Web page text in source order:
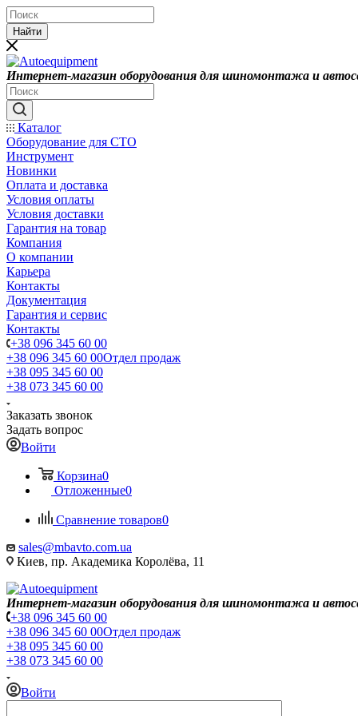
Найти
Интернет-магазин оборудования для шиномонтажа и
Каталог
Оборудование для СТО
Инструмент
Новинки
Оплата и доставка
Условия оплаты
Условия доставки
Гарантия на товар
Компания
О компании
Карьера
Контакты
Документация
Гарантия и сервис
Контакты
+38 096 345 60 00
+38 096 345 60 00Отдел продаж
+38 095 345 60 00
+38 073 345 60 00
Заказать звонок
Задать вопрос
Войти
Корзина0
Отложенные0
Сравнение товаров0
sales@mbavto.com.ua
Киев, пр. Академика Королёва, 11
Интернет-магазин оборудования для шиномонтажа и
+38 096 345 60 00
+38 096 345 60 00Отдел продаж
+38 095 345 60 00
+38 073 345 60 00
Войти